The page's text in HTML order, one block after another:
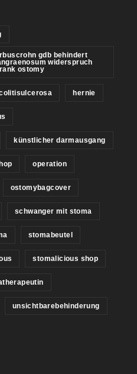
gdb behindert
widerspruch
ostomy
hernie
künstlicher darmausgang
operation
ostomybagcover
schwanger mit stoma
stomabeutel
stomalicious shop
unsichtbarebehinderung